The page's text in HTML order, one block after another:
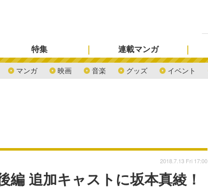
マンガ 映画 音楽 グッズ イベント
特集 連載マンガ
編 追加キャストに坂本真綾！
2018.7.13 Fri 17:00